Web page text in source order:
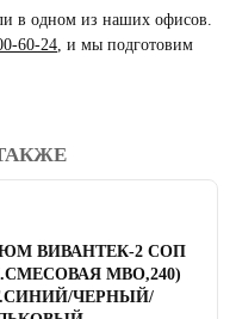
в одном из наших офисов.
60-24 и мы подготовим
читать отзывы
ВИВАНТЕК-2 СОП
МВО,240)
ЧЕРНЫЙ/